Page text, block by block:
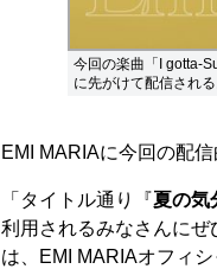
今回の楽曲「I gotta-
に先がけて配信され
EMI MARIAに今回の配信
「タイトル通り『夏の気
利用されるみなさんにぜ
は、EMI MARIAオフィ